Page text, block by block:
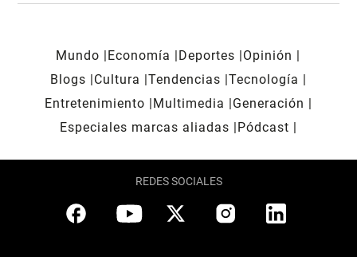
Mundo Economía Deportes
Opinión
Blogs
Cultura Tendencias Tecnología
Entretenimiento
Multimedia
Generación
Especiales marcas aliadas
Pódcast
REDES SOCIALES